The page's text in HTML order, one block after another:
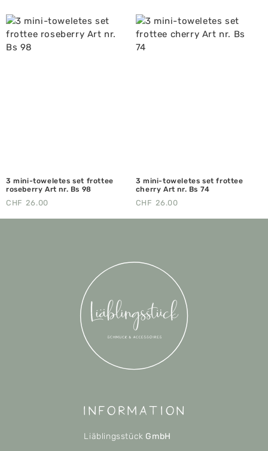
3 mini-toweletes set frottee
roseberry Art nr. Bs 98
CHF 26.00
3 mini-toweletes set frottee
cherry Art nr. Bs 74
CHF 26.00
Information
Liäblingsstück GmbH